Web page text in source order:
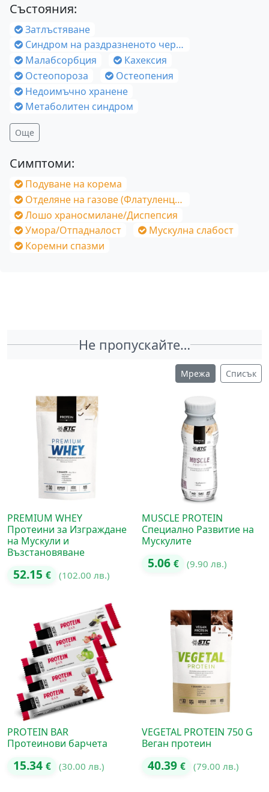
Състояния:
Затлъстяване
Синдром на раздразненото черво
Малабсорбция
Кахексия
Остеопороза
Остеопения
Недоимъчно хранене
Метаболитен синдром
Още
Симптоми:
Подуване на корема
Отделяне на газове (Флатуленция)
Лошо храносмилане/Диспепсия
Умора/Отпадналост
Мускулна слабост
Коремни спазми
Не пропускайте…
Мрежа Списък
PREMIUM WHEY
Протеини за Изграждане
на Мускули и
Възстановяване
52.15 € (102.00 лв.)
MUSCLE PROTEIN
Специално Развитие на
Мускулите
5.06 € (9.90 лв.)
PROTEIN BAR
Протеинови барчета
15.34 € (30.00 лв.)
VEGETAL PROTEIN 750 G
Веган протеин
40.39 € (79.00 лв.)